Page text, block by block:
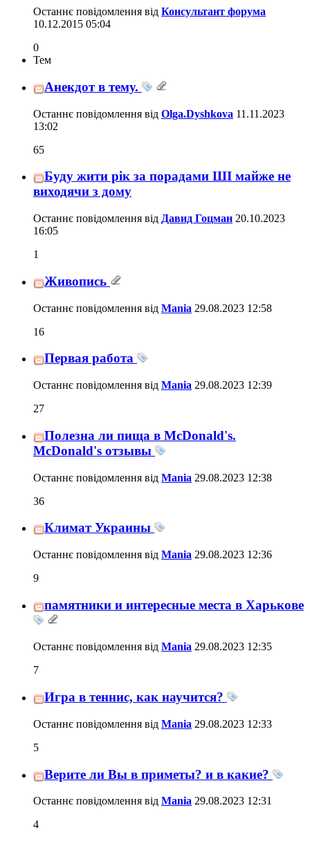
Останнє повідомлення від Консультант форума
10.12.2015 05:04
0
Тем
Анекдот в тему.
Останнє повідомлення від Olga.Dyshkova 11.11.2023
13:02
65
Буду жити рік за порадами ШІ майже не
виходячи з дому
Останнє повідомлення від Давид Гоцман 20.10.2023
16:05
1
Живопись
Останнє повідомлення від Mania 29.08.2023 12:58
16
Первая работа
Останнє повідомлення від Mania 29.08.2023 12:39
27
Полезна ли пища в McDonald's.
McDonald's отзывы
Останнє повідомлення від Mania 29.08.2023 12:38
36
Климат Украины
Останнє повідомлення від Mania 29.08.2023 12:36
9
памятники и интересные места в Харькове
Останнє повідомлення від Mania 29.08.2023 12:35
7
Игра в теннис, как научится?
Останнє повідомлення від Mania 29.08.2023 12:33
5
Верите ли Вы в приметы? и в какие?
Останнє повідомлення від Mania 29.08.2023 12:31
4